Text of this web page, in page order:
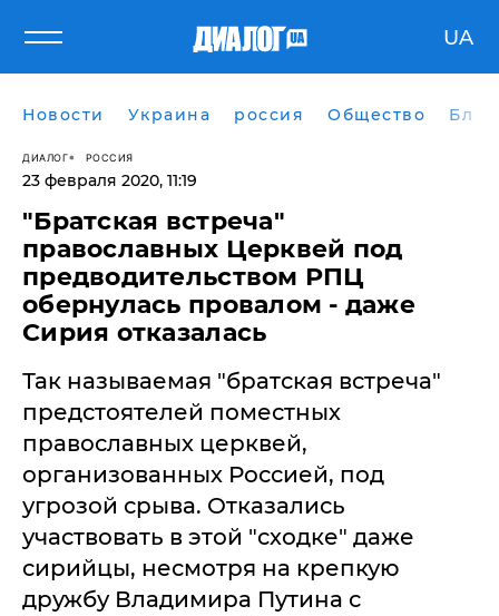
UA
Новости Украина россия Общество
ДИАЛОГ РОССИЯ
23 февраля 2020, 11:19
​"Братская встреча"
православных Церквей под
предводительством РПЦ
обернулась провалом - даже
Сирия отказалась
Так называемая "братская встреча"
предстоятелей поместных
православных церквей,
организованных Россией, под
угрозой срыва. Отказались
участвовать в этой "сходке" даже
сирийцы, несмотря на крепкую
дружбу Владимира Путина с